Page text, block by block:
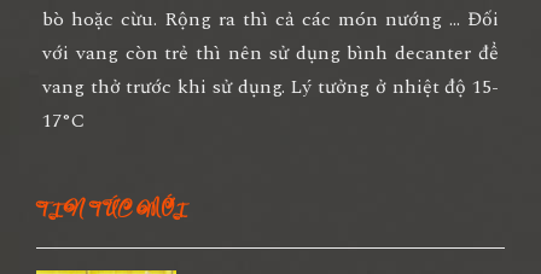
bò hoặc cừu. Rộng ra thì cả các món nướng … Đối
với vang còn trẻ thì nên sử dụng bình decanter để
vang thở trước khi sử dụng. Lý tưởng ở nhiệt độ 15-
17°C
TIN TỨC MỚI